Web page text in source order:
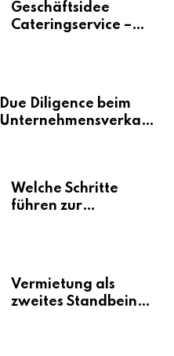
Geschäftsidee
Cateringservice –
Due Diligence beim
Unternehmensverkauf
Welche Schritte
führen zur
Vermietung als
zweites Standbein: